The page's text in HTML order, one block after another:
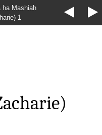
ha Mashiah
1